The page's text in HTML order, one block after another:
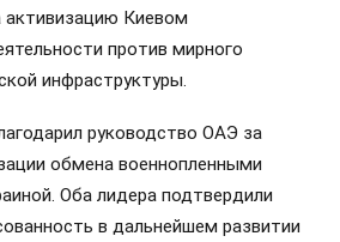
активизацию Киевом
против мирного
инфраструктуры.
руководство ОАЭ за
обмена военнопленными
Оба лидера подтвердили
в дальнейшем развитии